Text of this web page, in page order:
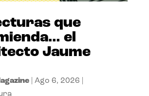
que
el
Jaume
| Ago 6, 2026